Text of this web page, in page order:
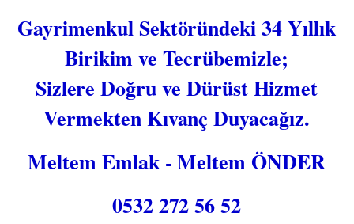
Gayrimenkul Sektöründeki 34 Yıllık
Birikim ve Tecrübemizle;
Sizlere Doğru ve Dürüst Hizmet
Vermekten Kıvanç Duyacağız.
Meltem Emlak - Meltem ÖNDER
0532 272 56 52